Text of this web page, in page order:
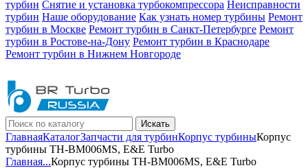
турбин Снятие и установка турбокомпрессора Неисправности
турбин Наше оборудование Как узнать номер турбины Ремонт
турбин в Москве Ремонт турбин в Санкт-Петербурге Ремонт
турбин в Ростове-на-Дону Ремонт турбин в Краснодаре
Ремонт турбин в Нижнем Новгороде
Искать
ГлавнаяКаталогЗапчасти для турбинКорпус турбиныКорпус
турбины TH-BM006MS, E&E Turbo
Главная...Корпус турбины TH-BM006MS, E&E Turbo